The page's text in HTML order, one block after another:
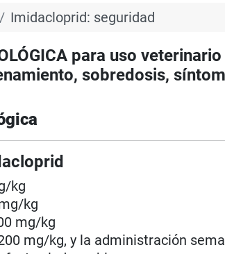
Imidacloprid: seguridad
para uso veterinario
sobredosis,
kg
kg
mg/kg
mg/kg, y la administración